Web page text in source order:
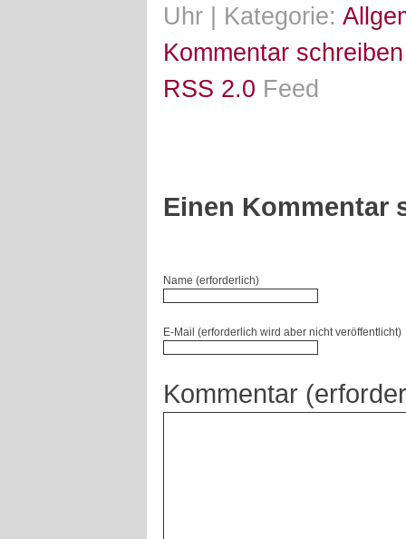
Uhr | Kategorie:
Kommentar schreiben
RSS 2.0 Feed
Einen Kommentar
Name (erforderlich)
E-Mail (erforderlich wird aber nicht veröffentlicht)
Kommentar